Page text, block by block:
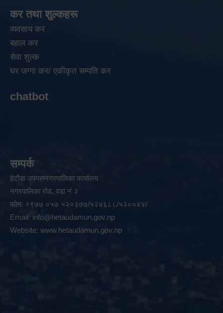
कर तथा शुल्कहरू
व्यवसाय कर
बहाल कर
सेवा शुल्क
घर जग्गा कर/ एकीकृत सम्पति कर
chatbot
सम्पर्क
हेटौडा उपमहानगरपालिका कार्यालय
नगरपालिका रोड, वडा नं २
फोन: +९७७ ०५७ ५२०३७७/५२४६८८/५२००४४/
Email: info@hetaudamun.gov.np
Website: www.hetaudamun.gov.np